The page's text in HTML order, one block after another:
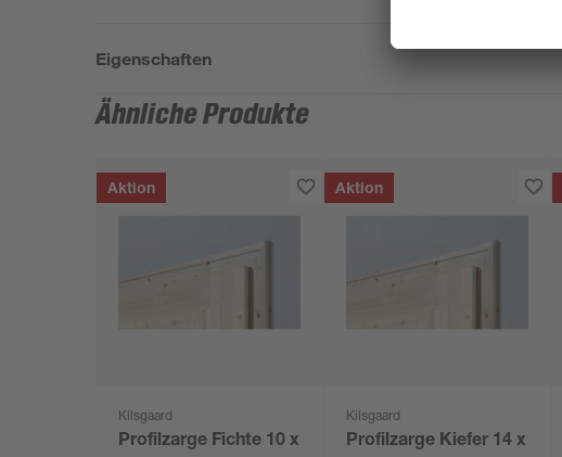
Eigenschaften
Ähnliche Produkte
Aktion
Kilsgaard
Profilzarge Fichte 10 x
Aktion
Kilsgaard
Profilzarge Kiefer 14 x